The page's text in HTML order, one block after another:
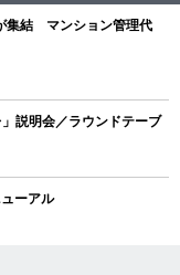
集結 マンション管理代
説明会／ラウンドテーブ
ーアル